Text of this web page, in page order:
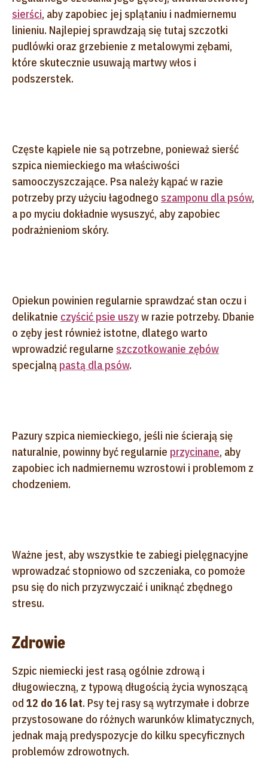
sierści, aby zapobiec jej splątaniu i nadmiernemu
linieniu. Najlepiej sprawdzają się tutaj szczotki
pudlówki oraz grzebienie z metalowymi zębami,
które skutecznie usuwają martwy włos i
podszerstek.
Częste kąpiele nie są potrzebne, ponieważ sierść
szpica niemieckiego ma właściwości
samooczyszczające. Psa należy kąpać w razie
potrzeby przy użyciu łagodnego szamponu dla psów,
a po myciu dokładnie wysuszyć, aby zapobiec
podrażnieniom skóry.
Opiekun powinien regularnie sprawdzać stan oczu i
delikatnie czyścić psie uszyw razie potrzeby. Dbanie
o zęby jest również istotne, dlatego warto
wprowadzić regularne szczotkowanie zębów
specjalną pastą dla psów.
Pazury szpica niemieckiego, jeśli nie ścierają się
naturalnie, powinny być regularnie przycinane, aby
zapobiec ich nadmiernemu wzrostowi i problemom z
chodzeniem.
Ważne jest, aby wszystkie te zabiegi pielęgnacyjne
wprowadzać stopniowo od szczeniaka, co pomoże
psu się do nich przyzwyczaić i uniknąć zbędnego
stresu.
Zdrowie
Szpic niemiecki jest rasą ogólnie zdrową i
długowieczną, z typową długością życia wynoszącą
od 12 do 16 lat. Psy tej rasy są wytrzymałe i dobrze
przystosowane do różnych warunków klimatycznych,
jednak mają predyspozycje do kilku specyficznych
problemów zdrowotnych.